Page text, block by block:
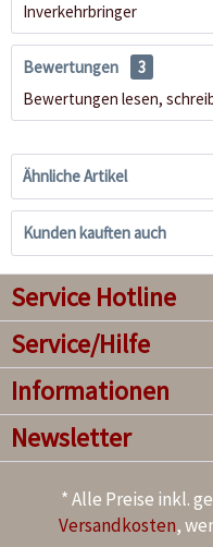
Inverkehrbringer
Bewertungen
3
Bewertungen lesen,
Ähnliche Artikel
Kunden kauften auch
Service Hotline
Service/Hilfe
Informationen
Newsletter
* Alle Preise inkl.
Versandkosten,